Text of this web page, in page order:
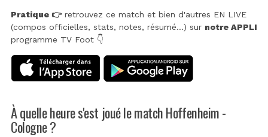
Pratique 👉retrouvez ce match et bien d'autres EN LIVE
(compos officielles, stats, notes, résumé...) sur notre APPLI
programme TV Foot 👇
À quelle heure s'est joué le match Hoffenheim -
Cologne ?